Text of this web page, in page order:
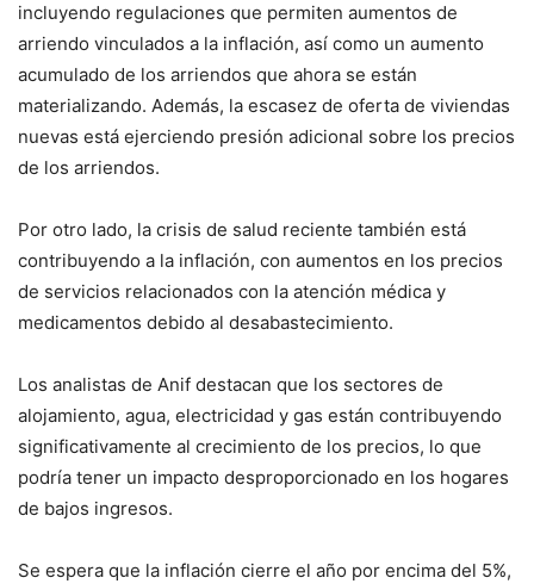
incluyendo regulaciones que permiten aumentos de
arriendo vinculados a la inflación, así como un aumento
acumulado de los arriendos que ahora se están
materializando. Además, la escasez de oferta de viviendas
nuevas está ejerciendo presión adicional sobre los precios
de los arriendos.
Por otro lado, la crisis de salud reciente también está
contribuyendo a la inflación, con aumentos en los precios
de servicios relacionados con la atención médica y
medicamentos debido al desabastecimiento.
Los analistas de Anif destacan que los sectores de
alojamiento, agua, electricidad y gas están contribuyendo
significativamente al crecimiento de los precios, lo que
podría tener un impacto desproporcionado en los hogares
de bajos ingresos.
Se espera que la inflación cierre el año por encima del 5%,